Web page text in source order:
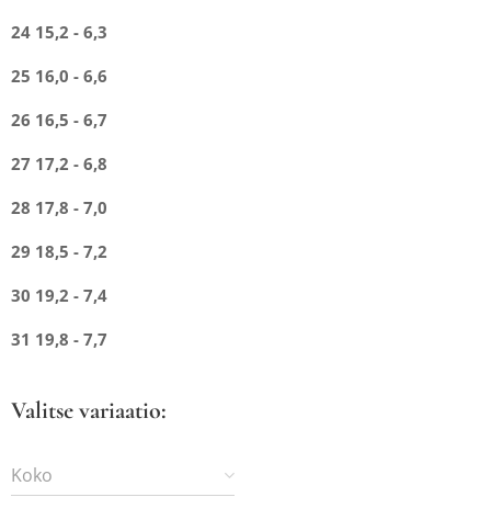
24 15,2 - 6,3
25 16,0 - 6,6
26 16,5 - 6,7
27 17,2 - 6,8
28 17,8 - 7,0
29 18,5 - 7,2
30 19,2 - 7,4
31 19,8 - 7,7
Valitse variaatio:
Koko